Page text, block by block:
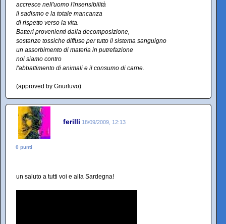
accresce nell'uomo l'insensibilità
il sadismo e la totale mancanza
di rispetto verso la vita.
Batteri provenienti dalla decomposizione,
sostanze tossiche diffuse per tutto il sistema sanguigno
un assorbimento di materia in putrefazione
noi siamo contro
l'abbattimento di animali e il consumo di carne.
(approved by Gnurluvo)
ferilli 18/09/2009, 12:13
0 punti
un saluto a tutti voi e alla Sardegna!